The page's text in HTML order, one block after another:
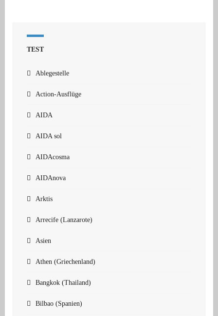
TEST
Ablegestelle
Action-Ausflüge
AIDA
AIDA sol
AIDAcosma
AIDAnova
Arktis
Arrecife (Lanzarote)
Asien
Athen (Griechenland)
Bangkok (Thailand)
Bilbao (Spanien)